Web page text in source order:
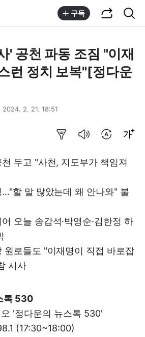
구독
' 공천 파동 조짐 "이재
런 정치 보복"[정다운
2024. 2. 21. 18:51
두고 "사천, 지도부가 책임져
할 말 많았는데 왜 안나와" 불
오늘 송갑석·박영순·김한정 하
원로들도 "이재명이 직접 바로잡
시사
톡 530
'정다운의 뉴스톡 530'
(17:30~18:00)